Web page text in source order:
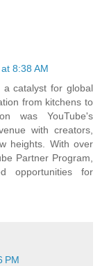
8:38 AM
a catalyst for global
from kitchens to
was YouTube's
with creators,
heights. With over
Partner Program,
opportunities for
PM